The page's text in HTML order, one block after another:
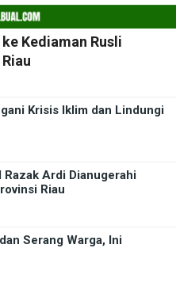
Kediaman Rusli
Krisis Iklim dan Lindungi
Ardi Dianugerahi
Riau
Serang Warga, Ini